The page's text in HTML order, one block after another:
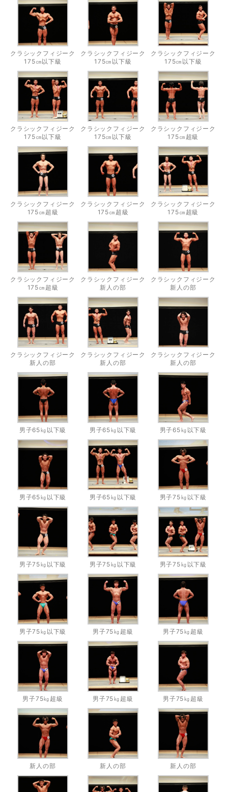
クラシックフィジーク
175㎝以下級
クラシックフィジーク
175㎝以下級
クラシックフィジーク
175㎝以下級
クラシックフィジーク
175㎝以下級
クラシックフィジーク
175㎝以下級
クラシックフィジーク
175㎝超級
クラシックフィジーク
175㎝超級
クラシックフィジーク
175㎝超級
クラシックフィジーク
175㎝超級
クラシックフィジーク
175㎝超級
クラシックフィジーク
新人の部
クラシックフィジーク
新人の部
クラシックフィジーク
新人の部
クラシックフィジーク
新人の部
クラシックフィジーク
新人の部
男子65㎏以下級 男子65㎏以下級 男子65㎏以下級
男子65㎏以下級 男子65㎏以下級 男子75㎏以下級
男子75㎏以下級 男子75㎏以下級 男子75㎏以下級
男子75㎏以下級 男子75㎏超級 男子75㎏超級
男子75㎏超級 男子75㎏超級 男子75㎏超級
新人の部 新人の部 新人の部